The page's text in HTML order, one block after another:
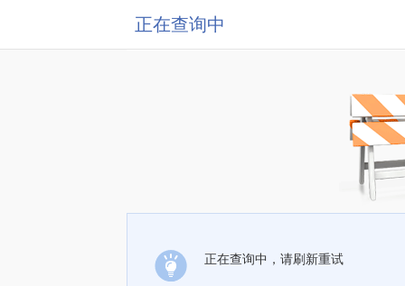
正在查询中
正在查询中，请刷新重试